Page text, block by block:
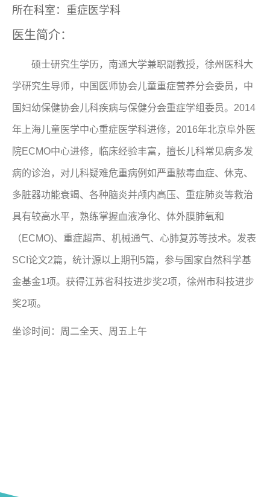
所在科室：重症医学科
医生简介：
硕士研究生学历，南通大学兼职副教授，徐州医科大
学研究生导师，中国医师协会儿童重症营养分会委员，中
国妇幼保健协会儿科疾病与保健分会重症学组委员。2014
年上海儿童医学中心重症医学科进修，2016年北京阜外医
院ECMO中心进修，临床经验丰富，擅长儿科常见病多发
病的诊治，对儿科疑难危重病例如严重脓毒血症、休克、
多脏器功能衰竭、各种脑炎并颅内高压、重症肺炎等救治
具有较高水平，熟练掌握血液净化、体外膜肺氧和
（ECMO)、重症超声、机械通气、心肺复苏等技术。发表
SCI论文2篇，统计源以上期刊5篇，参与国家自然科学基
金基金1项。获得江苏省科技进步奖2项，徐州市科技进步
奖2项。
坐诊时间：周二全天、周五上午